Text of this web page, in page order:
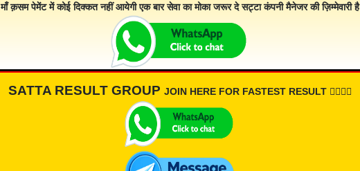
माँ क़सम पेमेंट में कोई दिक्कत नहीं आयेगी एक बार सेवा का मोका जरूर दे सट्टा कंपनी मैनेजर की ज़िम्मेवारी है
SATTA RESULT GROUP JOIN HERE FOR FASTEST RESULT 👇🏾👇🏾